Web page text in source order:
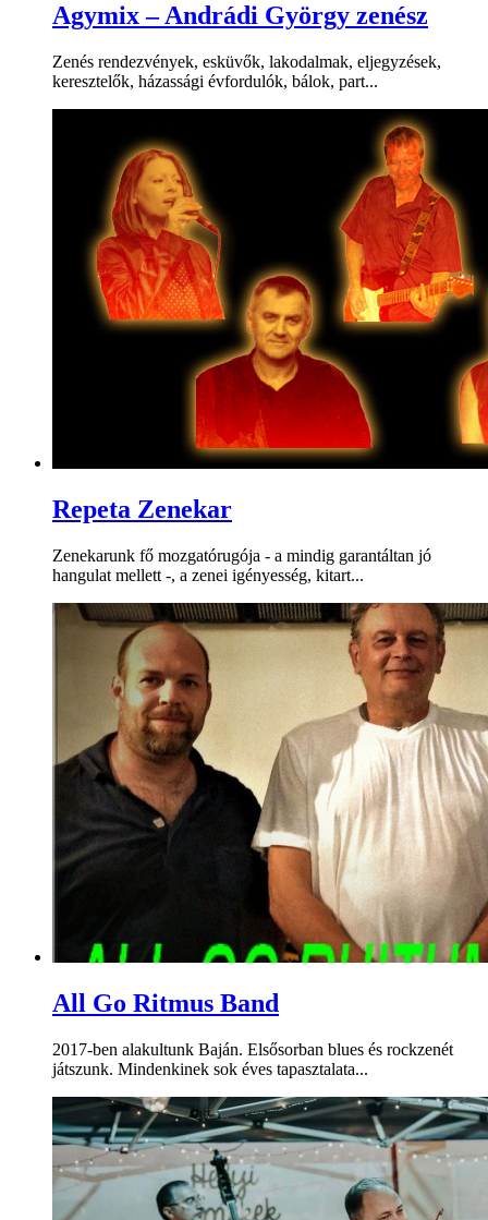
Agymix – Andrádi György zenész
Zenés rendezvények, esküvők, lakodalmak, eljegyzések,
keresztelők, házassági évfordulók, bálok, part...
Repeta Zenekar
Zenekarunk fő mozgatórugója - a mindig garantáltan jó
hangulat mellett -, a zenei igényesség, kitart...
All Go Ritmus Band
2017-ben alakultunk Baján. Elsősorban blues és rockzenét
játszunk. Mindenkinek sok éves tapasztalata...